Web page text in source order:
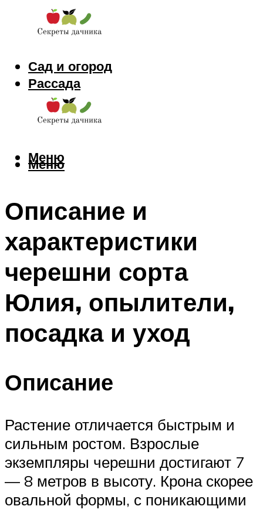
Сад и огород
Рассада
Цветы
Заготовки
Меню
Меню
Описание и
характеристики
черешни сорта
Юлия, опылители,
посадка и уход
Описание
Растение отличается быстрым и
сильным ростом. Взрослые
экземпляры черешни достигают 7
— 8 метров в высоту. Крона скорее
овальной формы, с поникающими